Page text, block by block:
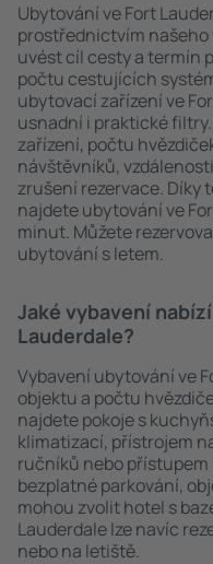
Ubytování ve Fort
prostřednictvím
uvést cíl cesty a termín
počtu cestujících
ubytovací zařízení ve
usnadní i praktické
zařízení, počtu
návštěvníků,
zrušení rezervace. Díky
najdete ubytování ve
minut. Můžete
ubytování s letem.
Jaké vybavení
Lauderdale?
Vybavení ubytování ve
objektu a počtu
najdete pokoje s
klimatizací, přístrojem
ručníků nebo
bezplatné parkování,
mohou zvolit hotel s
Lauderdale lze navíc
nebo na letiště.